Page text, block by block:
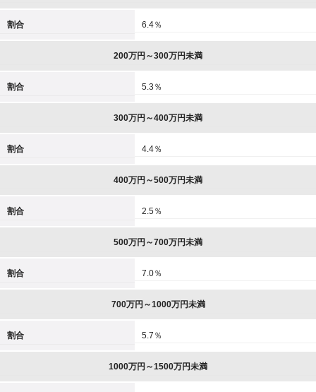
割合 6.4％
200万円～300万円未満
割合 5.3％
300万円～400万円未満
割合 4.4％
400万円～500万円未満
割合 2.5％
500万円～700万円未満
割合 7.0％
700万円～1000万円未満
割合 5.7％
1000万円～1500万円未満